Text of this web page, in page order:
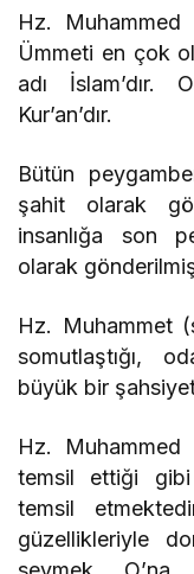
Hz. Muhammed
Ümmeti en çok
adı İslam’dır.
Kur’an’dır.
Bütün
şahit olarak
insanlığa son
olarak
Hz. Muhammet
somutlaştığı,
büyük bir
Hz. Muhammed
temsil ettiği gibi
temsil
güzellikleriyle